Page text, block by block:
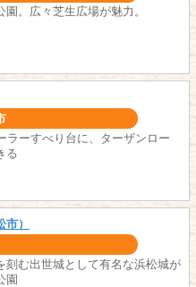
。広々芝生広場が魅力。
ラーすべり台に、ターザンロー
る
）
刻む出世城として有名な浜松城が
園